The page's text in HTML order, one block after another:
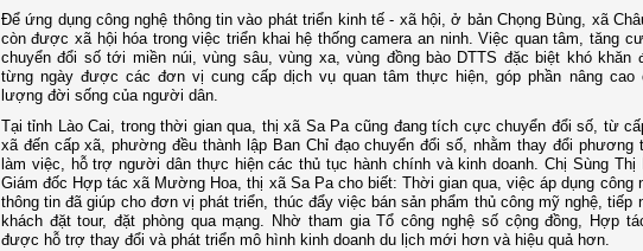
Để ứng dụng công nghệ thông tin vào phát triển kinh tế - xã hội, ở bản Chọng Bùng, xã
còn được xã hội hóa trong việc triển khai hệ thống camera an ninh. Việc quan tâm, tăng
chuyển đổi số tới miền núi, vùng sâu, vùng xa, vùng đồng bào DTTS đặc biệt khó khăn
từng ngày được các đơn vị cung cấp dịch vụ quan tâm thực hiện, góp phần nâng cao
lượng đời sống của người dân.
Tại tỉnh Lào Cai, trong thời gian qua, thị xã Sa Pa cũng đang tích cực chuyển đổi số, từ
xã đến cấp xã, phường đều thành lập Ban Chỉ đạo chuyển đổi số, nhằm thay đổi phương
làm việc, hỗ trợ người dân thực hiện các thủ tục hành chính và kinh doanh. Chị Sùng Thị
Giám đốc Hợp tác xã Mường Hoa, thị xã Sa Pa cho biết: Thời gian qua, việc áp dụng công
thông tin đã giúp cho đơn vị phát triển, thúc đẩy việc bán sản phẩm thủ công mỹ nghệ, tiếp
khách đặt tour, đặt phòng qua mạng. Nhờ tham gia Tổ công nghệ số cộng đồng, Hợp
được hỗ trợ thay đổi và phát triển mô hình kinh doanh du lịch mới hơn và hiệu quả hơn.